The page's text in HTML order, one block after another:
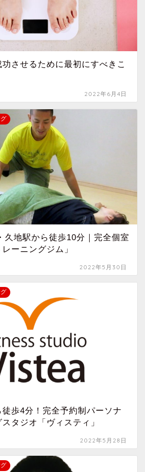
させるために最初にすべきこ
2022年6月4日
久地駅から徒歩10分｜完全個室
ーニングジム」
2022年5月30日
歩4分！完全予約制パーソナ
タジオ「ヴィスティ」
2022年5月28日